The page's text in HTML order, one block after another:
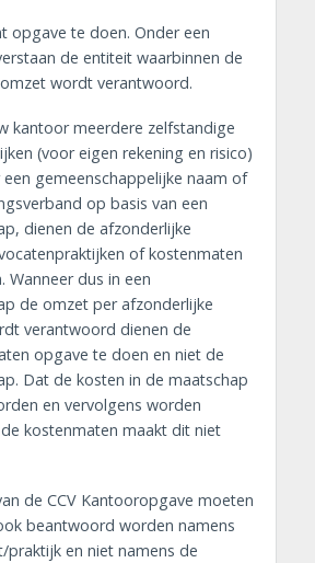
opgave te doen. Onder een
de entiteit waarbinnen de
wordt verantwoord.
kantoor meerdere zelfstandige
(voor eigen rekening en risico)
gemeenschappelijke naam of
op basis van een
dienen de afzonderlijke
of kostenmaten
Wanneer dus in een
de omzet per afzonderlijke
verantwoord dienen de
opgave te doen en niet de
Dat de kosten in de maatschap
en vervolgens worden
kostenmaten maakt dit niet
de CCV Kantooropgave moeten
beantwoord worden namens
praktijk en niet namens de